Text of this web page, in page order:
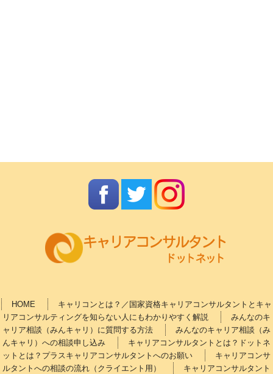
HOME
キャリコンとは？／国家資格キャリアコンサルタントとキャ
リアコンサルティングを知らない人にもわかりやすく解説
みんなのキ
ャリア相談（みんキャリ）に質問する方法
みんなのキャリア相談（み
んキャリ）への相談申し込み
キャリアコンサルタントとは？ドットネ
ットとは？プラスキャリアコンサルタントへのお願い
キャリアコンサ
ルタントへの相談の流れ（クライエント用）
キャリアコンサルタント